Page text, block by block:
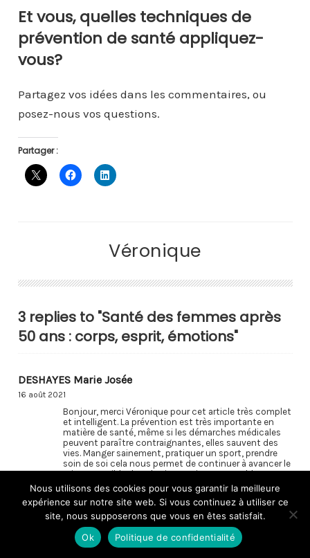
Et vous, quelles techniques de
prévention de santé appliquez-
vous?
Partagez vos idées dans les commentaires, ou
posez-nous vos questions.
Partager :
Véronique
3 replies to "Santé des femmes après
50 ans : corps, esprit, émotions"
DESHAYES Marie Josée
16 août 2021
Bonjour, merci Véronique pour cet article très complet
et intelligent. La prévention est très importante en
matière de santé, même si les démarches médicales
peuvent paraître contraignantes, elles sauvent des
vies. Manger sainement, pratiquer un sport, prendre
soin de soi cela nous permet de continuer à avancer le
mieux possible dans la vie. Merci pour votre blog
porteur d’espoir et riche d’enseignements et de
partage
Répondre
Véronique
Nous utilisons des cookies pour vous garantir la meilleure
expérience sur notre site web. Si vous continuez à utiliser ce
site, nous supposerons que vous en êtes satisfait.
Ok
Politique de confidentialité